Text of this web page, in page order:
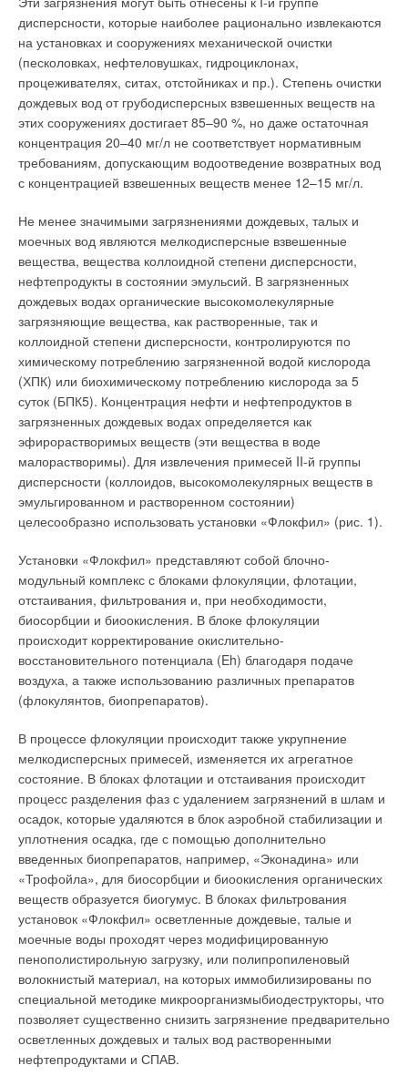
дисперсности, которые наиболее рационально извлекаются
на установках и сооружениях механической очистки
(песколовках, нефтеловушках, гидроциклонах,
процеживателях, ситах, отстойниках и пр.). Степень очистки
дождевых вод от грубодисперсных взвешенных веществ на
этих сооружениях достигает 85–90 %, но даже остаточная
концентрация 20–40 мг/л не соответствует нормативным
требованиям, допускающим водоотведение возвратных вод
с концентрацией взвешенных веществ менее 12–15 мг/л.
Не менее значимыми загрязнениями дождевых, талых и
моечных вод являются мелкодисперсные взвешенные
вещества, вещества коллоидной степени дисперсности,
нефтепродукты в состоянии эмульсий. В загрязненных
дождевых водах органические высокомолекулярные
загрязняющие вещества, как растворенные, так и
коллоидной степени дисперсности, контролируются по
химическому потреблению загрязненной водой кислорода
(ХПК) или биохимическому потреблению кислорода за 5
суток (БПК5). Концентрация нефти и нефтепродуктов в
загрязненных дождевых водах определяется как
эфирорастворимых веществ (эти вещества в воде
малорастворимы). Для извлечения примесей II-й группы
дисперсности (коллоидов, высокомолекулярных веществ в
эмульгированном и растворенном состоянии)
целесообразно использовать установки «Флокфил» (рис. 1).
Установки «Флокфил» представляют собой блочно-
модульный комплекс с блоками флокуляции, флотации,
отстаивания, фильтрования и, при необходимости,
биосорбции и биоокисления. В блоке флокуляции
происходит корректирование окислительно-
восстановительного потенциала (Eh) благодаря подаче
воздуха, а также использованию различных препаратов
(флокулянтов, биопрепаратов).
В процессе флокуляции происходит также укрупнение
мелкодисперсных примесей, изменяется их агрегатное
состояние. В блоках флотации и отстаивания происходит
процесс разделения фаз с удалением загрязнений в шлам и
осадок, которые удаляются в блок аэробной стабилизации и
уплотнения осадка, где с помощью дополнительно
введенных биопрепаратов, например, «Эконадина» или
«Трофойла», для биосорбции и биоокисления органических
веществ образуется биогумус. В блоках фильтрования
установок «Флокфил» осветленные дождевые, талые и
моечные воды проходят через модифицированную
пенополистирольную загрузку, или полипропиленовый
волокнистый материал, на которых иммобилизированы по
специальной методике микроорганизмыбиодеструкторы, что
позволяет существенно снизить загрязнение предварительно
осветленных дождевых и талых вод растворенными
нефтепродуктами и СПАВ.
шумоглушения CARRIER.
Организация температурного баланса
Для удаления избыточных тепловыделений в торговых зонах
АТЦ «Москва» в летний период за подшивным потолком
установлены кондиционеры-доводчики (фанкойлы)
канального типа в двухтрубном исполнении, оснащенные
высоконапорными вентиляторами. Всего на объекте
установлено около 700 фанкойлов, средняя
кВт. С их помощью температура в торговых помещениях
АТЦ поддерживается на уровне 22–24°С.
Каждый доводчик присоединен к локальной сети обратных и
подающих воздуховодов и обслуживает свой участок
торгового пространства. Управление доводчиками
осуществляется из единой диспетчерской АТЦ «Москва».
Диспетчервключает и отключает доводчики, меняет их
холодопроизводительность в зависимости от конкретных
требований или для реализации режимов оптимального
энергопотребления. Секции центральных кондиционеров,
охлаждающие приточный воздух, а также теплообменники
фанкойлов снабжаются хладоносителем с параметрами 7–
12°С. Его подготовка осуществляется шестью холодильными
машинамиCARRIERсерии 30GX с воздушным
конденсатором, которые расположены на крыше теплового
Эти машины снабжены высокоэффективными
двухвинтовыми компрессорами и двумя фреоновыми
контурами, за счет чего обеспечивается повышенная
надежность системы кондиционирования (это важно и при
проведении сервисных работ). Максимальный типоразмер
машин и близость административных зданий
предопределили целую серию мероприятий по снижению
Bird (летящая птица) четвертого поколения на базе
композитных материалов, установку испарителей в
звукопоглощающих кожухах и т.д.
С целью сокращения затрат на охлаждение зимой и в
межсезонные периоды года (при температуре ниже нуля), а
также с целью экономии моторесурса компрессоров,
холодильные станции оборудованы системой свободного
охлаждения. Ведь поступление холодного воздуха в
некоторые помещения АТЦ необходимо и зимой, даже в
лютые морозы.
В офисах с интенсивной тепловой нагрузкой, ресторанах, а
также зонах, расположенных в центральной части комплекса,
режим охлаждения используется довольно часто. Система
свободного охлаждения представляет собой
дополнительный теплообменник, в который в холодный
Действительный расход теплоносителя: 0 < G1 < Gmin, 0 <
G2 < Gmin
При этом на шкале теплосчетчика отображаются
действительные значения, а в расчетах принимается:
Действительный расход теплоносителя G1 > Gmax, G2 >
действительные значения, а в расчетах принимается:
где К — повышающий коэффициент, устанавливаемый в
типовом договоре между потребителем и продавцом
тепловой энергии.
Примечание. Рекомендуется коэффициент принимать К =
1 в силу того, что проблема ограничения максимального
значения расхода теплоносителя решается как частный
вопрос в системе обязательных мер по стабилизации
гидравлического режима теплосети (например,
посредством установки дроссельной шайбы
установленного типоразмера - см. рис. 1).
Перепад температур между прямым и обратным
t1 - t2 ∆tmin. При этом на шкале теплосчетчика
отображаются действительные значения, а в расчетах
принимается:
Относительная разность расходов (накопленных масс) в
прямом и обратном трубопроводе теплосетей меньше
нормируемого значения:
|100 ×(G – G )/G | ≤ |d∆M|
где d∆M — предел погрешности измерений накопленной
массы теплосчетчиком, нормированный в его НТД, %.
При этом на шкале теплосчетчика отображаются
действительные значения, а в расчетах принимается:
Одновременная комбинация условий ситуаций (А-4), (А-6) и
(А-7). При этом на шкале теплосчетчика отображаются
действительные значения, а в расчетах принимается:
Техническая неисправность теплосчетчика, в т.ч. отключение
его электропитания - определение отпущенной тепловой
энергии проводится расчетным путем в соответствии с п. 9.9
и п. 9.10 "Правил учета тепловой энергии и теплоносителя".